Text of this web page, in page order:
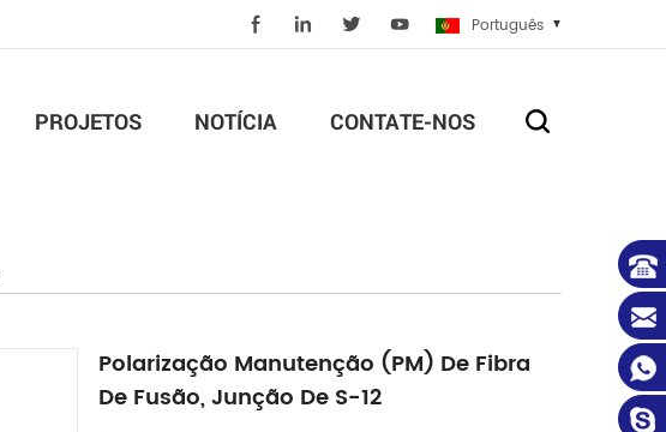
Português
PROJETOS NOTÍCIA CONTATE-NOS
Polarização Manutenção (PM) De Fibra
De Fusão, Junção De S-12